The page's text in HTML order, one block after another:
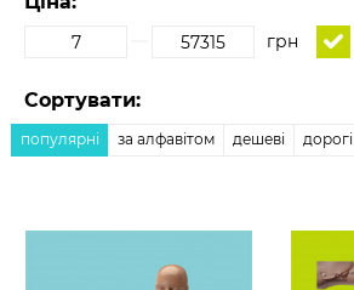
грн
Сортувати:
популярні за алфавітом дешеві дорогі